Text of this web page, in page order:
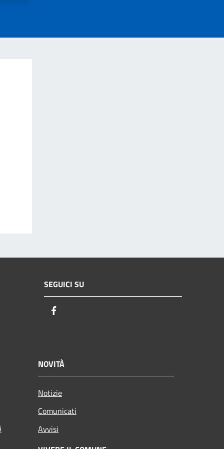
SEGUICI SU
NOVITÀ
Notizie
Comunicati
Avvisi